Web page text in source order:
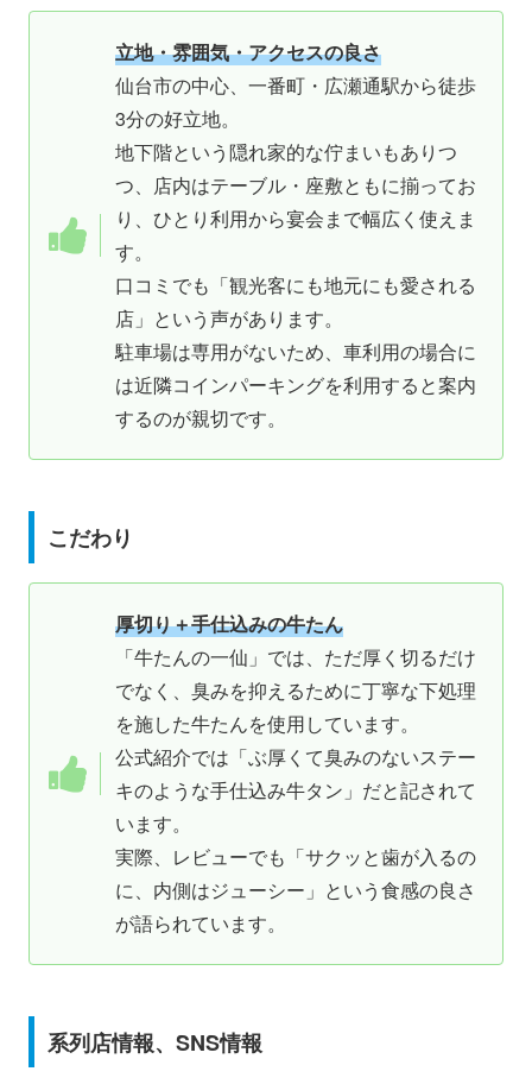
立地・雰囲気・アクセスの良さ
仙台市の中心、一番町・広瀬通駅から徒歩
3分の好立地。
地下階という隠れ家的な佇まいもありつ
つ、店内はテーブル・座敷ともに揃ってお
り、ひとり利用から宴会まで幅広く使えま
す。
口コミでも「観光客にも地元にも愛される
店」という声があります。
駐車場は専用がないため、車利用の場合に
は近隣コインパーキングを利用すると案内
するのが親切です。
こだわり
厚切り＋手仕込みの牛たん
「牛たんの一仙」では、ただ厚く切るだけ
でなく、臭みを抑えるために丁寧な下処理
を施した牛たんを使用しています。
公式紹介では「ぶ厚くて臭みのないステー
キのような手仕込み牛タン」だと記されて
います。
実際、レビューでも「サクッと歯が入るの
に、内側はジューシー」という食感の良さ
が語られています。
系列店情報、SNS情報